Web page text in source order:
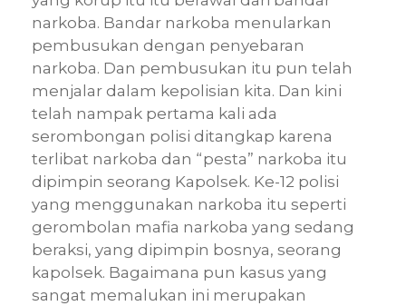
narkoba. Bandar narkoba menularkan
pembusukan dengan penyebaran
narkoba. Dan pembusukan itu pun telah
menjalar dalam kepolisian kita. Dan kini
telah nampak pertama kali ada
serombongan polisi ditangkap karena
terlibat narkoba dan “pesta” narkoba itu
dipimpin seorang Kapolsek. Ke-12 polisi
yang menggunakan narkoba itu seperti
gerombolan mafia narkoba yang sedang
beraksi, yang dipimpin bosnya, seorang
kapolsek. Bagaimana pun kasus yang
sangat memalukan ini merupakan